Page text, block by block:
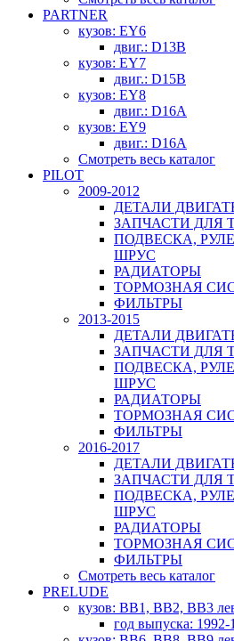
PARTNER
кузов: EY6
двиг.: D13B
кузов: EY7
двиг.: D15B
кузов: EY8
двиг.: D16A
кузов: EY9
двиг.: D16A
Смотреть весь каталог
PILOT
2009-2012
ДЕТАЛИ
ЗАПЧАСТИ ДЛЯ
ПОДВЕСКА,
ШРУС
РАДИАТОРЫ
ТОРМОЗНАЯ
ФИЛЬТРЫ
2013-2015
ДЕТАЛИ
ЗАПЧАСТИ ДЛЯ
ПОДВЕСКА,
ШРУС
РАДИАТОРЫ
ТОРМОЗНАЯ
ФИЛЬТРЫ
2016-2017
ДЕТАЛИ
ЗАПЧАСТИ ДЛЯ
ПОДВЕСКА,
ШРУС
РАДИАТОРЫ
ТОРМОЗНАЯ
ФИЛЬТРЫ
Смотреть весь каталог
PRELUDE
кузов: BB1, BB2, BB3
год выпуска: 1992-